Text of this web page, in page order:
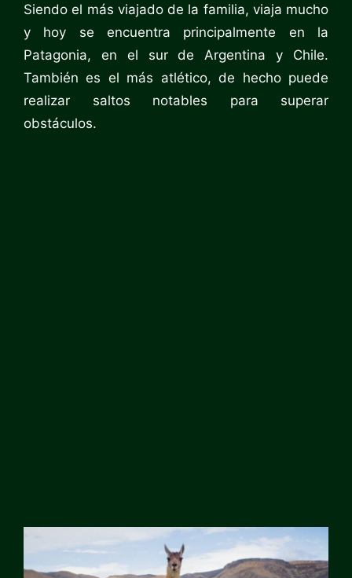
Siendo el más viajado de la familia, viaja mucho
y hoy se encuentra principalmente en la
Patagonia, en el sur de Argentina y Chile.
También es el más atlético, de hecho puede
realizar saltos notables para superar
obstáculos.